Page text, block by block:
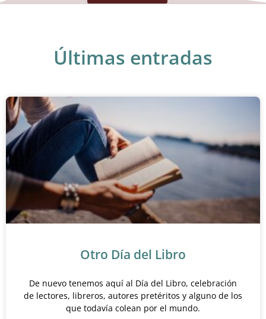
Últimas entradas
Otro Día del Libro
De nuevo tenemos aquí al Día del Libro, celebración
de lectores, libreros, autores pretéritos y alguno de los
que todavía colean por el mundo.